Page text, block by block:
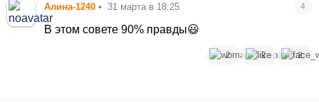
Алина-1240 • 31 марта в 18:25 4
В этом совете 90% правды😃
2 2 2